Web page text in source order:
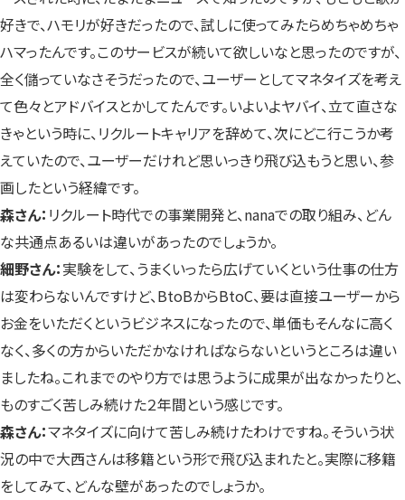
好きで、ハモリが好きだったので、試しに使ってみたらめちゃめちゃ
ハマったんです。このサービスが続いて欲しいなと思ったのですが、
全く儲っていなさそうだったので、ユーザーとしてマネタイズを考え
て色々とアドバイスとかしてたんです。いよいよヤバイ、立て直さな
きゃという時に、リクルートキャリアを辞めて、次にどこ行こうか考
えていたので、ユーザーだけれど思いっきり飛び込もうと思い、参
画したという経緯です。
森さん： リクルート時代での事業開発と、nanaでの取り組み、どん
な共通点あるいは違いがあったのでしょうか。
細野さん：実験をして、うまくいったら広げていくという仕事の仕方
は変わらないんですけど、BtoBからBtoC、要は直接ユーザーから
お金をいただくというビジネスになったので、単価もそんなに高く
なく、多くの方からいただかなければならないというところは違い
ましたね。これまでのやり方では思うように成果が出なかったりと、
ものすごく苦しみ続けた２年間という感じです。
森さん：マネタイズに向けて苦しみ続けたわけですね。そういう状
況の中で大西さんは移籍という形で飛び込まれたと。実際に移籍
をしてみて、どんな壁があったのでしょうか。